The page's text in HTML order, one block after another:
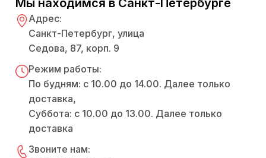
Мы находимся в Санкт-Петербурге
Адрес:
Санкт-Петербург, улица
Седова, 87, корп. 9
Режим работы:
По будням: с 10.00 до 14.00. Далее только
доставка,
Суббота: с 10.00 до 13.00. Далее только
доставка
Звоните нам: